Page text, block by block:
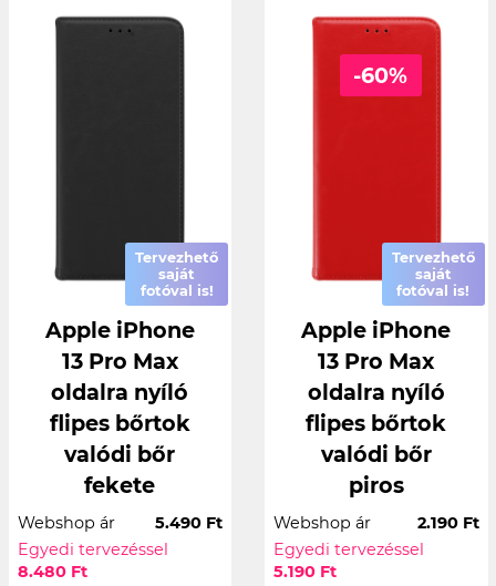
Tervezhető
saját
fotóval is!
Apple iPhone
13 Pro Max
oldalra nyíló
flipes bőrtok
valódi bőr
fekete
Webshop ár
5.490 Ft
Egyedi tervezéssel
8.480 Ft
-60%
Tervezhető
saját
fotóval is!
Apple iPhone
13 Pro Max
oldalra nyíló
flipes bőrtok
valódi bőr
piros
Webshop ár
2.190 Ft
Egyedi tervezéssel
5.190 Ft